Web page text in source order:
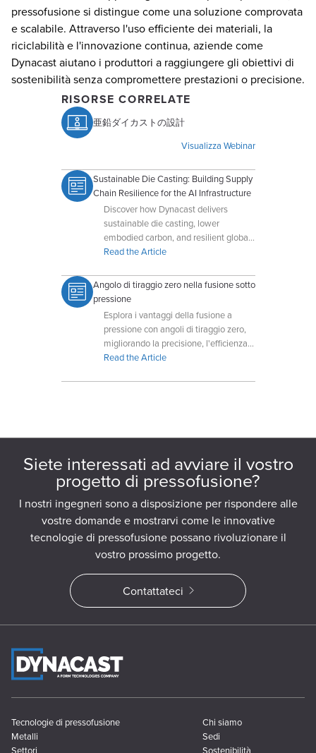
pressofusione si distingue come una soluzione comprovata
e scalabile. Attraverso l'uso efficiente dei materiali, la
riciclabilità e l'innovazione continua, aziende come
Dynacast aiutano i produttori a raggiungere gli obiettivi di
sostenibilità senza compromettere prestazioni o precisione.
RISORSE CORRELATE
亜鉛ダイカストの設計
Visualizza Webinar
Sustainable Die Casting: Building Supply
Chain Resilience for the AI Infrastructure
Discover how Dynacast delivers
sustainable die casting, lower
embodied carbon, and resilient global
supply chains for AI-driven data
Read the Article
Angolo di tiraggio zero nella fusione sotto
pressione
Esplora i vantaggi della fusione a
pressione con angoli di tiraggio zero,
migliorando la precisione, l'efficienza e
la flessibilità di progettazione dei pezzi
Read the Article
Siete interessati ad avviare il vostro
progetto di pressofusione?
I nostri ingegneri sono a disposizione per rispondere alle
vostre domande e mostrarvi come le innovative
tecnologie di pressofusione possano rivoluzionare il
vostro prossimo progetto.
Contattateci
Tecnologie di pressofusione
Metalli
Settori
Chi siamo
Sedi
Sostenibilità